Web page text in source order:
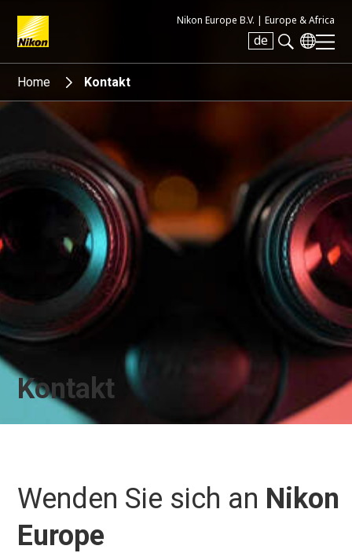
Nikon Europe B.V. | Europe & Africa
de
Search keyword(s)
Home Kontakt
Kontakt
Wenden Sie sich an Nikon
Europe